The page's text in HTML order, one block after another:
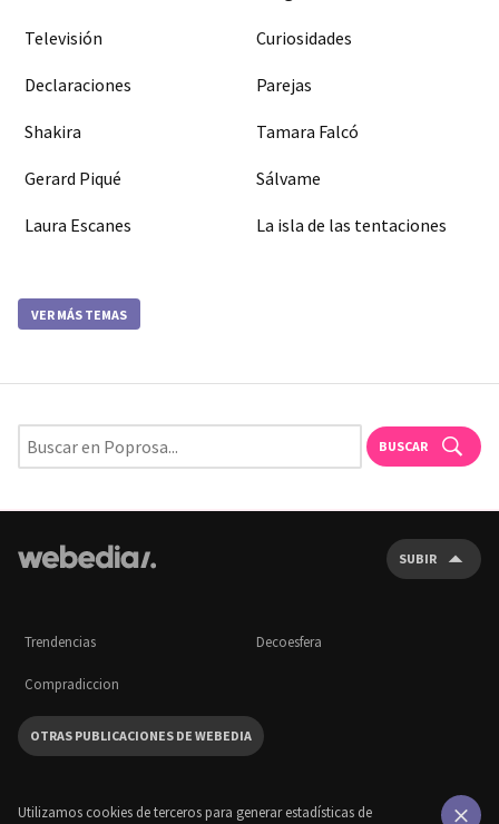
Televisión Curiosidades
Declaraciones Parejas
Shakira Tamara Falcó
Gerard Piqué Sálvame
Laura Escanes La isla de las tentaciones
VER MÁS TEMAS
BUSCAR
SUBIR
Trendencias Decoesfera
Compradiccion
OTRAS PUBLICACIONES DE WEBEDIA
Utilizamos cookies de terceros para generar estadísticas de